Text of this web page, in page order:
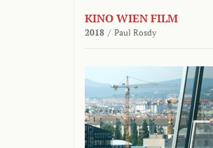
KINO WIEN FILM
2018 / Paul Rosdy